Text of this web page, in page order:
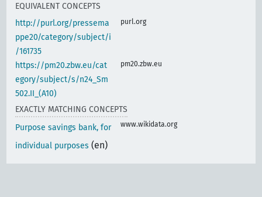
EQUIVALENT CONCEPTS
http://purl.org/pressema
ppe20/category/subject/i
/161735
purl.org
https://pm20.zbw.eu/cat
egory/subject/s/n24_Sm
502.II_(A10)
pm20.zbw.eu
EXACTLY MATCHING CONCEPTS
Purpose savings bank, for
individual purposes (en)
www.wikidata.org